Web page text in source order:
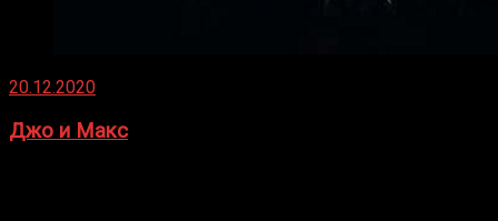
20.12.2020
Джо и Макс